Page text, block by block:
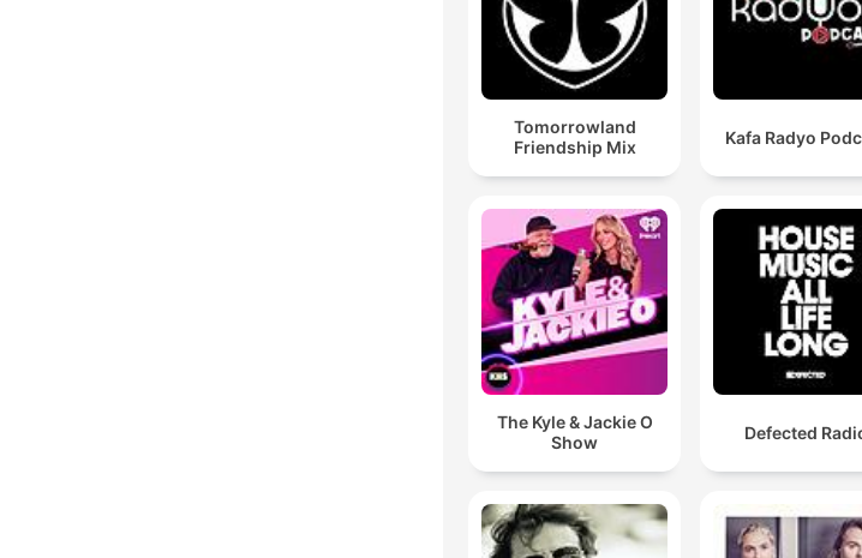
Tomorrowland
Friendship Mix
Kafa Radyo
The Kyle & Jackie O
Show
Defected